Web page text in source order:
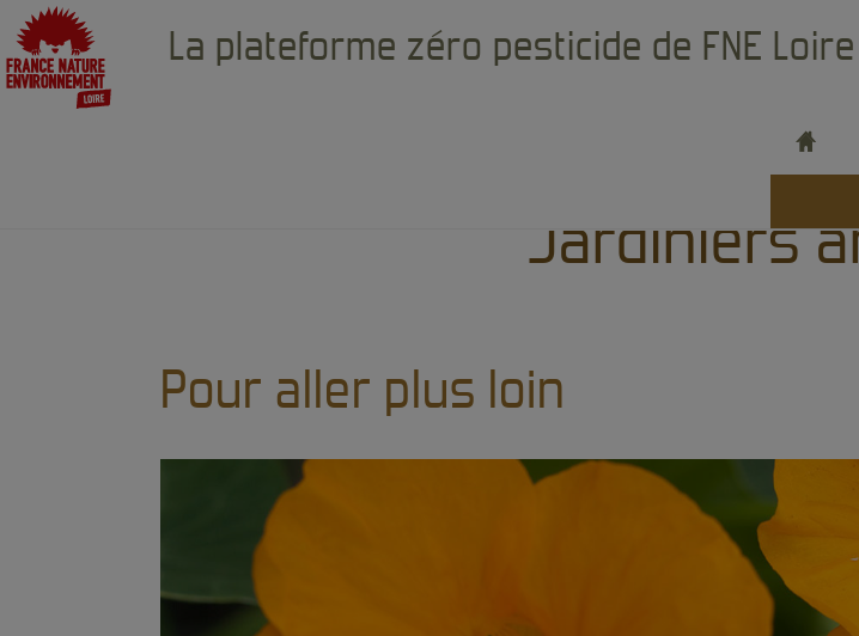
La plateforme zéro pesticide de FNE Loire
H
Jardiniers
Pour aller plus loin